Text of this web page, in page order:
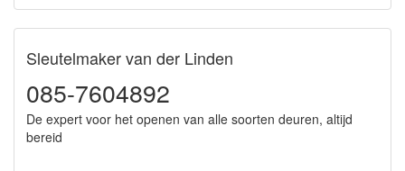
Sleutelmaker van der Linden
085-7604892
De expert voor het openen van alle soorten deuren, altijd
bereid